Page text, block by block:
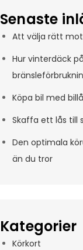
Senaste
Att välja rätt
Hur vinterdäck
Köpa bil med
Skaffa ett lås till
Den optimala
än du tror
Kategorier
Körkort